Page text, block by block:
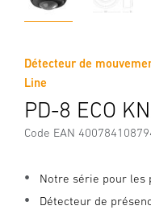
Détecteur de
Line
PD-8 ECO
Code EAN
Notre série pour les
Détecteur de